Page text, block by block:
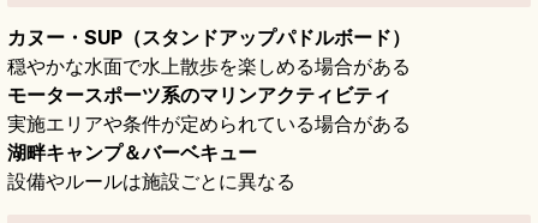
カヌー・SUP（スタンドアップパドルボード）
穏やかな水面で水上散歩を楽しめる場合がある
モータースポーツ系のマリンアクティビティ
実施エリアや条件が定められている場合がある
湖畔キャンプ＆バーベキュー
設備やルールは施設ごとに異なる